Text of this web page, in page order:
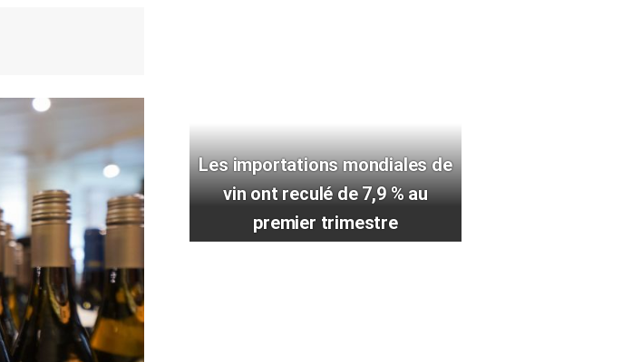
Les importations mondiales de
vin ont reculé de 7,9 % au
premier trimestre